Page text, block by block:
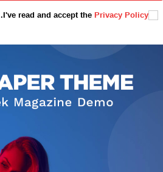
I've read and accept the Privacy Policy
.